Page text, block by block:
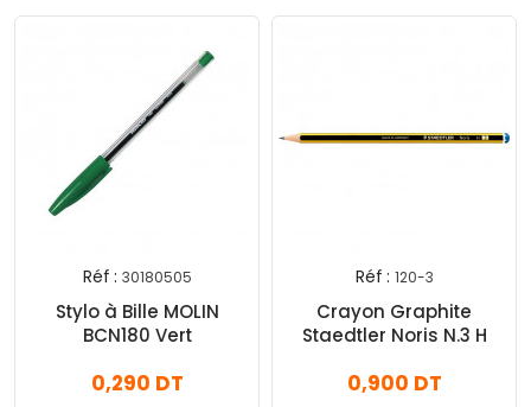
Réf : 30180505
Stylo à Bille MOLIN
BCN180 Vert
0,290 DT
Réf : 120-3
Crayon Graphite
Staedtler Noris N.3 H
0,900 DT